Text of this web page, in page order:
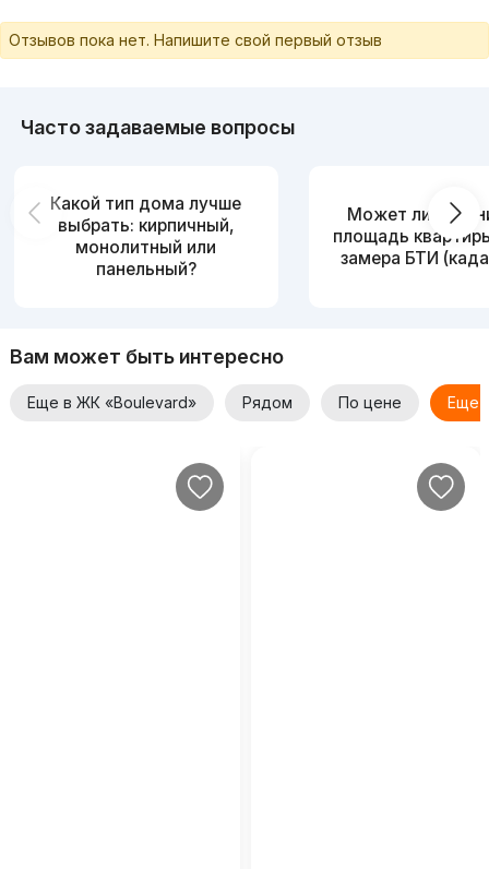
Отзывов пока нет. Напишите свой первый отзыв
Часто задаваемые вопросы
Какой тип дома лучше
выбрать: кирпичный,
монолитный или
панельный?
Может ли
площадь
замера БТИ
Вам может быть интересно
Еще в ЖК «Boulevard» Рядом По цене Еще